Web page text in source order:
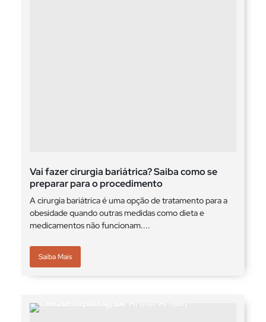
Vai fazer cirurgia bariátrica? Saiba como se
preparar para o procedimento
A cirurgia bariátrica é uma opção de tratamento para a
obesidade quando outras medidas como dieta e
medicamentos não funcionam....
Saiba Mais